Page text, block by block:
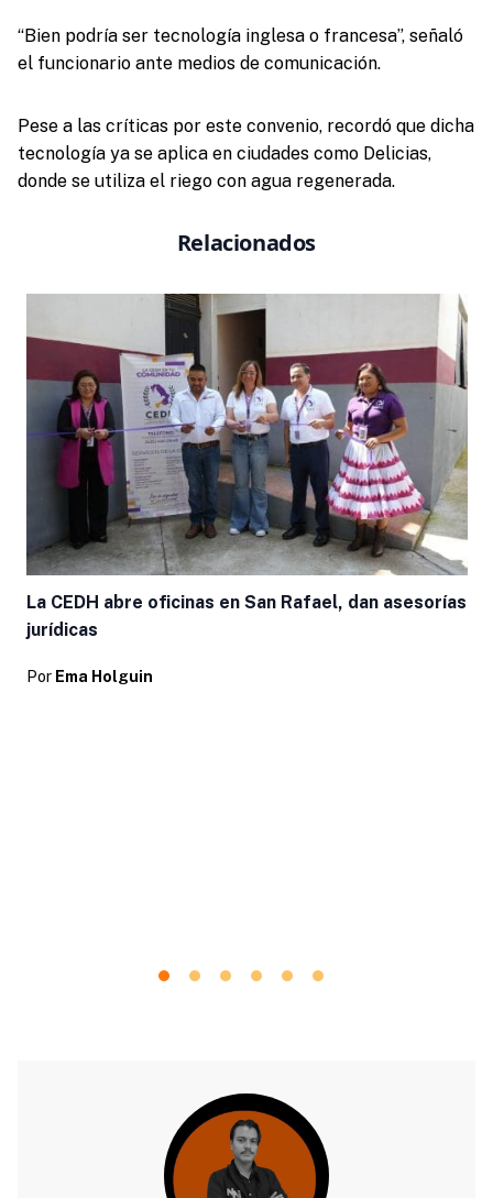
“Bien podría ser tecnología inglesa o francesa”, señaló
el funcionario ante medios de comunicación.
Pese a las críticas por este convenio, recordó que dicha
tecnología ya se aplica en ciudades como Delicias,
donde se utiliza el riego con agua regenerada.
Relacionados
La CEDH abre oficinas en San Rafael, dan asesorías
jurídicas
Por Ema Holguin